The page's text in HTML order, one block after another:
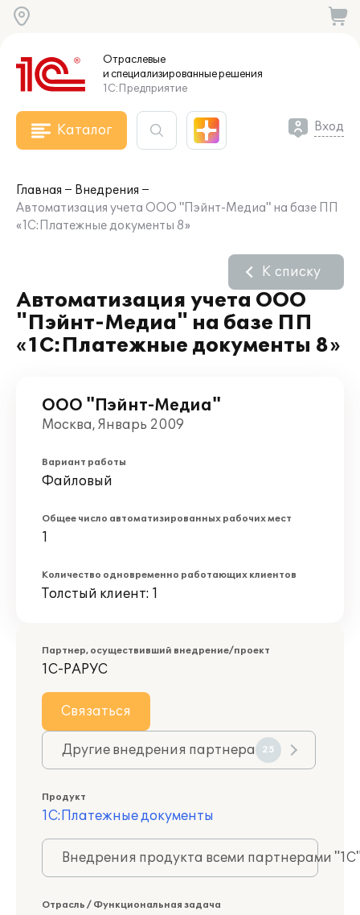
Отраслевые
и специализированныерешения
1С:Предприятие
Каталог Вход
Главная
Внедрения
Автоматизация учета ООО "Пэйнт-Медиа" на базе ПП
«1С:Платежные документы 8»
Автоматизация учета ООО
"Пэйнт-Медиа" на базе ПП
«1С:Платежные документы 8»
К списку
ООО "Пэйнт-Медиа"
Москва, Январь 2009
Вариант работы
Файловый
Общее число автоматизированных рабочих мест
1
Количество одновременно работающих клиентов
Толстый клиент: 1
Партнер, осуществивший внедрение/проект
1С-РАРУС
Связаться
Другие внедрения партнера 25
Продукт
1С:Платежные документы
Внедрения продукта всеми партнерами
Отрасль / Функциональная задача